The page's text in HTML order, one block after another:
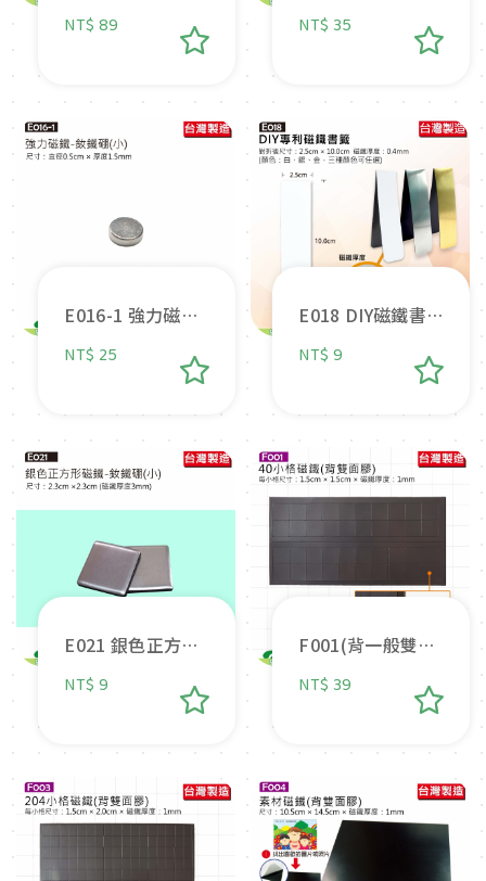
片(5MM玻璃用)
NT$ 89
色大圓)
NT$ 35
E016-1 強力磁鐵
(銀色小圓)
NT$ 25
E018 DIY磁鐵書
籤
NT$ 9
E021 銀色正方形
磁鐵
NT$ 9
F001(背一般雙面
膠)40小格(每小格
1.5cm*1.5cm*1m
NT$ 39